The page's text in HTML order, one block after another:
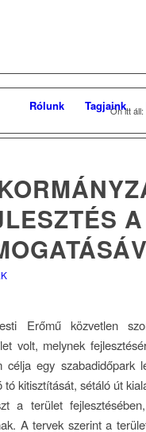
Rólunk TagjainkÖn itt áll:
Erőmű közvetlen
volt, melynek
célja egy szabadidőpark
tó kitisztítását, sétáló út
a terület
A tervek szerint a